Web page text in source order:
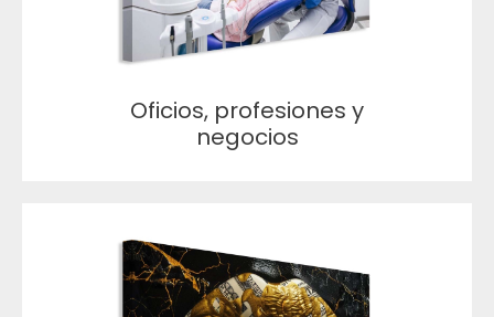
Oficios, profesiones y
negocios